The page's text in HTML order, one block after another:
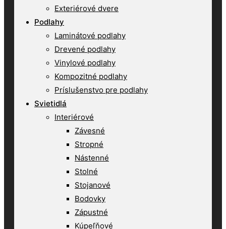
Exteriérové dvere
Podlahy
Laminátové podlahy
Drevené podlahy
Vinylové podlahy
Kompozitné podlahy
Príslušenstvo pre podlahy
Svietidlá
Interiérové
Závesné
Stropné
Nástenné
Stolné
Stojanové
Bodovky
Zápustné
Kúpeľňové